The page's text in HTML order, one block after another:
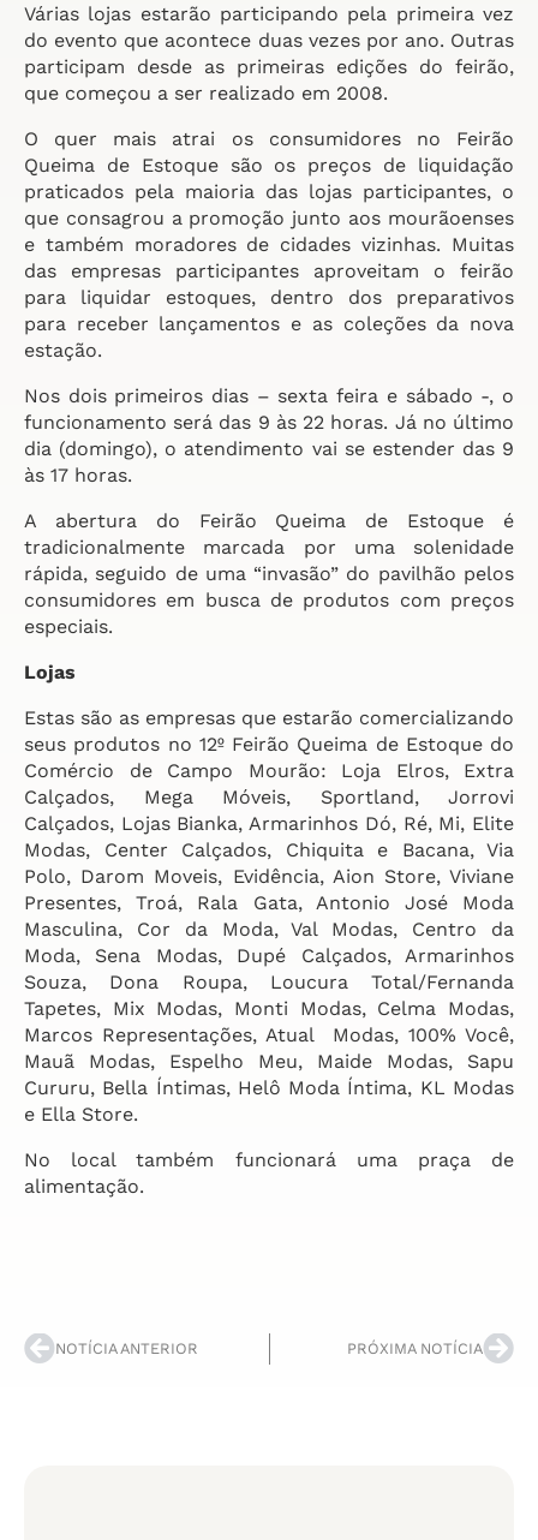
Várias lojas estarão participando pela primeira vez
do evento que acontece duas vezes por ano. Outras
participam desde as primeiras edições do feirão,
que começou a ser realizado em 2008.
O quer mais atrai os consumidores no Feirão
Queima de Estoque são os preços de liquidação
praticados pela maioria das lojas participantes, o
que consagrou a promoção junto aos mourãoenses
e também moradores de cidades vizinhas. Muitas
das empresas participantes aproveitam o feirão
para liquidar estoques, dentro dos preparativos
para receber lançamentos e as coleções da nova
estação.
Nos dois primeiros dias – sexta feira e sábado -, o
funcionamento será das 9 às 22 horas. Já no último
dia (domingo), o atendimento vai se estender das 9
às 17 horas.
A abertura do Feirão Queima de Estoque é
tradicionalmente marcada por uma solenidade
rápida, seguido de uma “invasão” do pavilhão pelos
consumidores em busca de produtos com preços
especiais.
Lojas
Estas são as empresas que estarão comercializando
seus produtos no 12º Feirão Queima de Estoque do
Comércio de Campo Mourão: Loja Elros, Extra
Calçados, Mega Móveis, Sportland, Jorrovi
Calçados, Lojas Bianka, Armarinhos Dó, Ré, Mi, Elite
Modas, Center Calçados, Chiquita e Bacana, Via
Polo, Darom Moveis, Evidência, Aion Store, Viviane
Presentes, Troá, Rala Gata, Antonio José Moda
Masculina, Cor da Moda, Val Modas, Centro da
Moda, Sena Modas, Dupé Calçados, Armarinhos
Souza, Dona Roupa, Loucura Total/Fernanda
Tapetes, Mix Modas, Monti Modas, Celma Modas,
Marcos Representações, Atual Modas, 100% Você,
Mauã Modas, Espelho Meu, Maide Modas, Sapu
Cururu, Bella Íntimas, Helô Moda Íntima, KL Modas
e Ella Store.
No local também funcionará uma praça de
alimentação.
NOTÍCIA ANTERIOR PRÓXIMA NOTÍCIA